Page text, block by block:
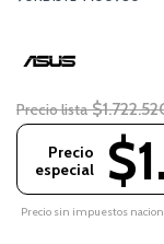
Precio lista
Precio
especial
Precio sin impuestos